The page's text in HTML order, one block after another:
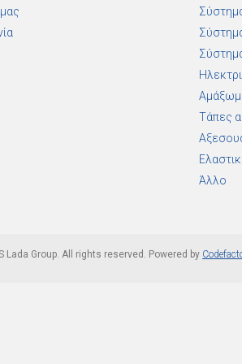
Τάπες
Άλλο
Lada Group. All rights reserved. Powered by